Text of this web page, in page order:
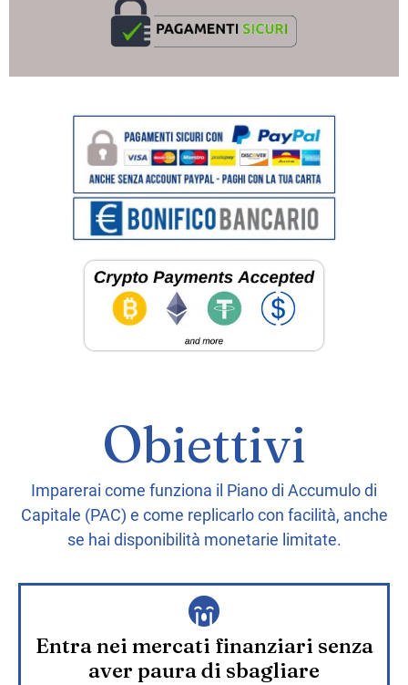
Obiettivi
Imparerai come funziona il Piano di Accumulo di
Capitale (PAC) e come replicarlo con facilità, anche
se hai disponibilità monetarie limitate.
Entra nei mercati finanziari senza
aver paura di sbagliare